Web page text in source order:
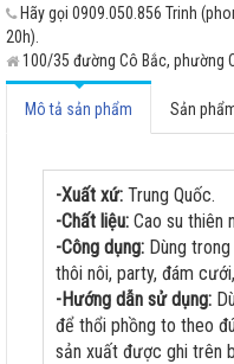
Hãy gọi 0909.050.856 Trinh
20h).
100/35 đường Cô Bắc, phường
Mô tả sản phẩm Sản
-Xuất xứ: Trung Quốc.
-Chất liệu: Cao su thiên
-Công dụng: Dùng
thôi nôi, party, đám
-Hướng dẫn sử dụng:
để thổi phồng to theo
sản xuất được ghi trên